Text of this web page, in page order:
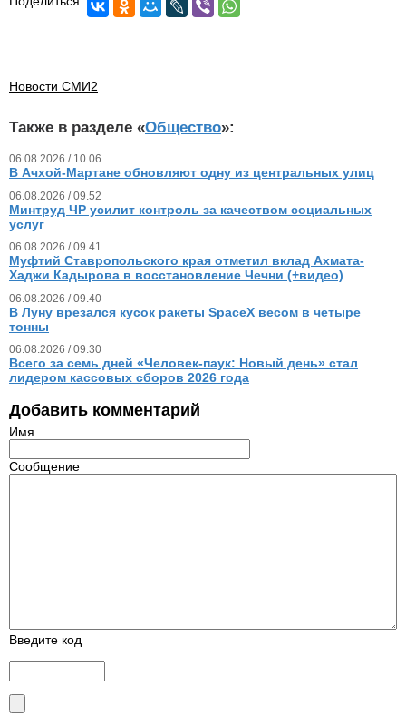
Новости СМИ2
Также в разделе «Общество»:
06.08.2026 / 10.06
В Ачхой-Мартане обновляют одну из центральных улиц
06.08.2026 / 09.52
Минтруд ЧР усилит контроль за качеством социальных
услуг
06.08.2026 / 09.41
Муфтий Ставропольского края отметил вклад Ахмата-
Хаджи Кадырова в восстановление Чечни (+видео)
06.08.2026 / 09.40
В Луну врезался кусок ракеты SpaceX весом в четыре
тонны
06.08.2026 / 09.30
Всего за семь дней «Человек‑паук: Новый день» стал
лидером кассовых сборов 2026 года
Добавить комментарий
Имя
Сообщение
Введите код